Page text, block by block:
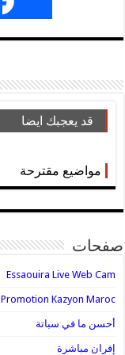
قد يعجبك ايضا
مواضيع مقترحة
صفحات
Essaouira Live Web Cam
Promotion Kazyon Maroc
أحسن ما في سباتة
إفران مباشرة